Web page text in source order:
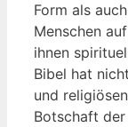
Form als⁤
Menschen
ihnen
Bibel ⁢hat
und
Botschaft